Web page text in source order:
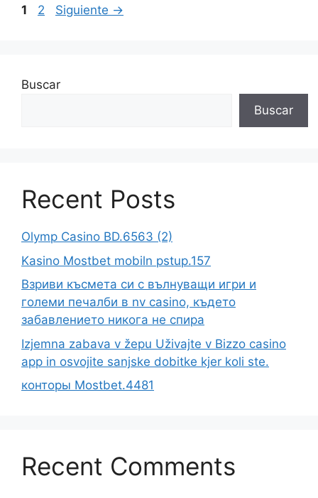
1 2 Siguiente →
Buscar
Buscar
Recent Posts
Olymp Casino BD.6563 (2)
Kasino Mostbet mobiln pstup.157
Взриви късмета си с вълнуващи игри и
големи печалби в nv casino, където
забавлението никога не спира
Izjemna zabava v žepu Uživajte v Bizzo casino
app in osvojite sanjske dobitke kjer koli ste.
конторы Mostbet.4481
Recent Comments